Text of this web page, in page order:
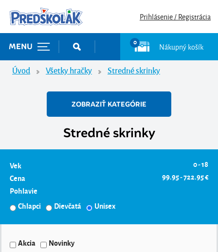
Prihlásenie / Registrácia
MENU 0 Nákupný košík
Úvod Všetky hračky Stredné skrinky
ZOBRAZIŤ KATEGÓRIE
Stredné skrinky
Vek
0 - 18
Cena
99.95 - 722.95 €
Pohlavie
Chlapci
Dievčatá Unisex
Akcia Novinky